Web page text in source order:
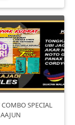
COMBO SPECIAL